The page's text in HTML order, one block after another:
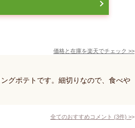
価格と在庫を楽天でチェック >>
グポテトです。細切りなので、食べや
全てのおすすめコメント (3件) >